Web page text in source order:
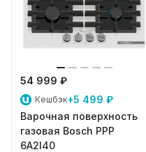
54 999 ₽
Кешбэк+5 499 ₽
Варочная поверхность
газовая Bosch PPP
6A2I40